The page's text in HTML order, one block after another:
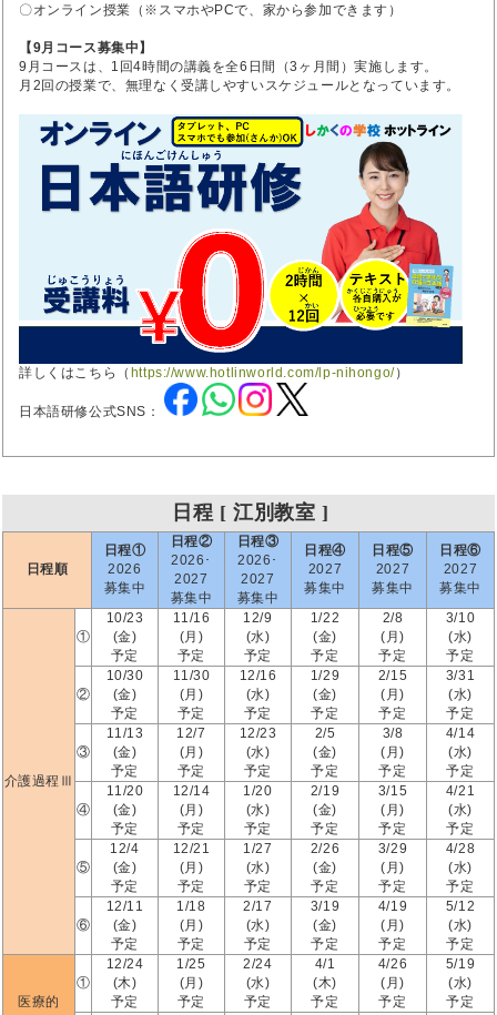
〇オンライン授業（※スマホやPCで、家から参加できます）
【9月コース募集中】
9月コースは、1回4時間の講義を全6日間（3ヶ月間）実施します。
月2回の授業で、無理なく受講しやすいスケジュールとなっています。
詳しくはこちら（ https://www.hotlinworld.com/lp-nihongo/）
日本語研修公式SNS：
日程 [ 江別教室 ]
日程順
日程①
2026
募集中
日程②
2026･
2027
募集中
日程③
2026･
2027
募集中
日程④
2027
募集中
日程⑤
2027
募集中
日程⑥
2027
募集中
介護過程Ⅲ
①
10/23
(金)
予定
11/16
(月)
予定
12/9
(水)
予定
1/22
(金)
予定
2/8
(月)
予定
3/10
(水)
予定
②
10/30
(金)
予定
11/30
(月)
予定
12/16
(水)
予定
1/29
(金)
予定
2/15
(月)
予定
3/31
(水)
予定
③
11/13
(金)
予定
12/7
(月)
予定
12/23
(水)
予定
2/5
(金)
予定
3/8
(月)
予定
4/14
(水)
予定
④
11/20
(金)
予定
12/14
(月)
予定
1/20
(水)
予定
2/19
(金)
予定
3/15
(月)
予定
4/21
(水)
予定
⑤
12/4
(金)
予定
12/21
(月)
予定
1/27
(水)
予定
2/26
(金)
予定
3/29
(月)
予定
4/28
(水)
予定
⑥
12/11
(金)
予定
1/18
(月)
予定
2/17
(水)
予定
3/19
(金)
予定
4/19
(月)
予定
5/12
(水)
予定
医療的
①
12/24
(木)
予定
1/25
(月)
予定
2/24
(水)
予定
4/1
(木)
予定
4/26
(月)
予定
5/19
(水)
予定